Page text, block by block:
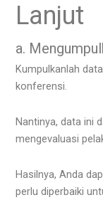
Lanjut
a.
Kumpulkanlah
konferensi.
Nantinya, data ini
mengevaluasi
Hasilnya, Anda
perlu diperbaiki